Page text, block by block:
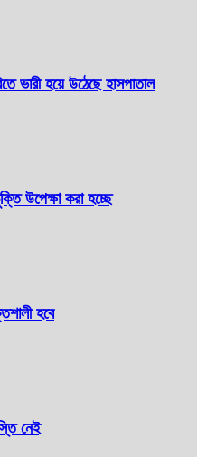
ভারী হয়ে উঠেছে হাসপাতাল
উপেক্ষা করা হচ্ছে
হবে
নেই